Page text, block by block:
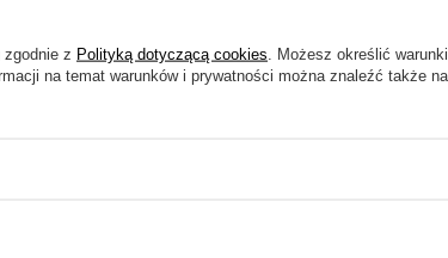
nadzieję, że się podobają
Kraków (Kraków-Podgórze)
z Polityką dotyczącą cookies . Możesz określić
na temat warunków i prywatności można znaleźć także